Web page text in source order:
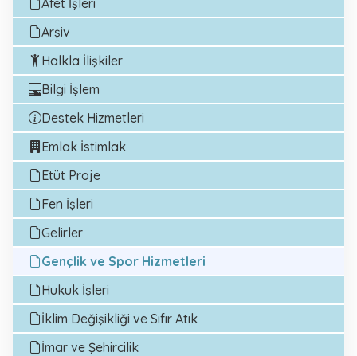
Arşiv
Halkla İlişkiler
Bilgi İşlem
Destek Hizmetleri
Emlak İstimlak
Etüt Proje
Fen İşleri
Gelirler
Gençlik ve Spor Hizmetleri
Hukuk İşleri
İklim Değişikliği ve Sıfır Atık
İmar ve Şehircilik